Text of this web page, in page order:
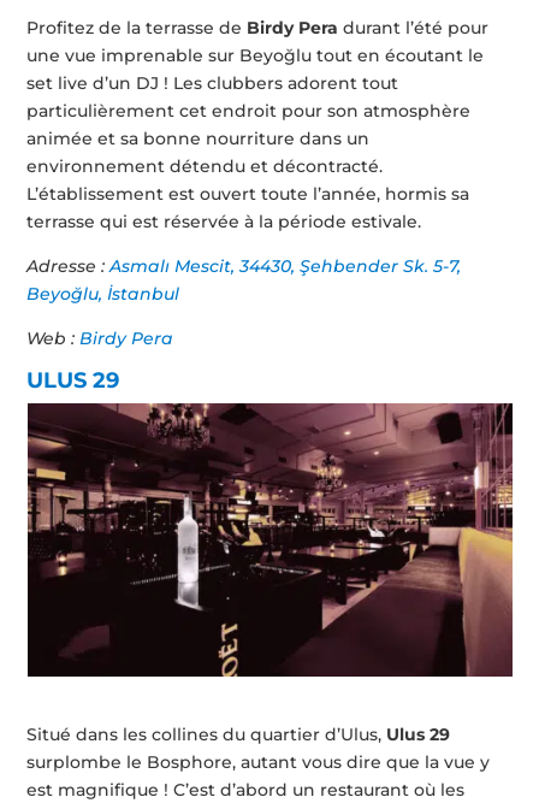
Profitez de la terrasse de Birdy Pera durant l’été pour
une vue imprenable sur Beyoğlu tout en écoutant le
set live d’un DJ ! Les clubbers adorent tout
particulièrement cet endroit pour son atmosphère
animée et sa bonne nourriture dans un
environnement détendu et décontracté.
L’établissement est ouvert toute l’année, hormis sa
terrasse qui est réservée à la période estivale.
Adresse :Asmalı Mescit, 34430, Şehbender Sk. 5-7,
Beyoğlu, İstanbul
Web :Birdy Pera
ULUS 29
Situé dans les collines du quartier d’Ulus, Ulus 29
surplombe le Bosphore, autant vous dire que la vue y
est magnifique ! C’est d’abord un restaurant où les